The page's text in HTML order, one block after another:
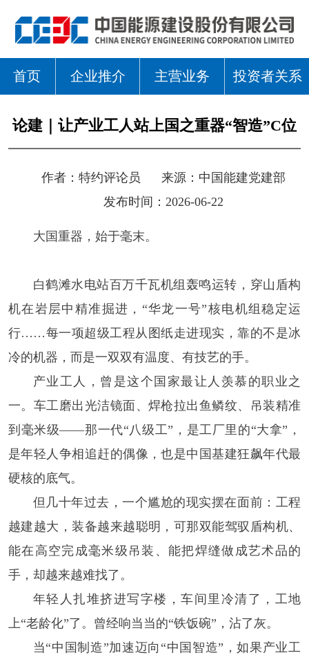
首页 企业推介 主营业务 投资者关系
论建｜让产业工人站上国之重器“智造”C位
作者： 特约评论员 来源： 中国能建党建部
发布时间：2026-06-22
大国重器，始于毫末。
白鹤滩水电站百万千瓦机组轰鸣运转，穿山盾构
机在岩层中精准掘进，“华龙一号”核电机组稳定运
行……每一项超级工程从图纸走进现实，靠的不是冰
冷的机器，而是一双双有温度、有技艺的手。
产业工人，曾是这个国家最让人羡慕的职业之
一。车工磨出光洁镜面、焊枪拉出鱼鳞纹、吊装精准
到毫米级——那一代“八级工”，是工厂里的“大拿”，
是年轻人争相追赶的偶像，也是中国基建狂飙年代最
硬核的底气。
但几十年过去，一个尴尬的现实摆在面前：工程
越建越大，装备越来越聪明，可那双能驾驭盾构机、
能在高空完成毫米级吊装、能把焊缝做成艺术品的
手，却越来越难找了。
年轻人扎堆挤进写字楼，车间里冷清了，工地
上“老龄化”了。曾经响当当的“铁饭碗”，沾了灰。
当“中国制造”加速迈向“中国智造”，如果产业工